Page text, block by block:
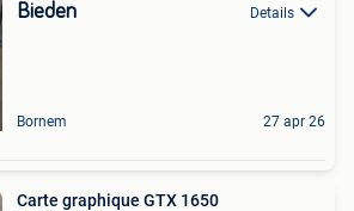
Bieden Details
Bornem 27 apr 26
Carte graphique GTX 1650